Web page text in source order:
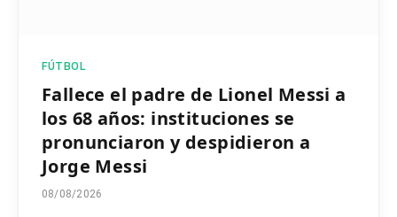
FÚTBOL
Fallece el padre de Lionel Messi a
los 68 años: instituciones se
pronunciaron y despidieron a
Jorge Messi
08/08/2026